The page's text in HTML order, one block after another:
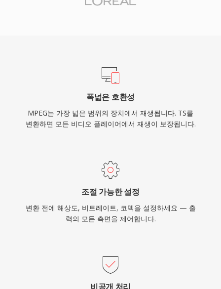
상 가장 영향력 있는 오디오 형식이 되었습니다.
지만, MPEG-1은 사실상 모든 미디어 소프트웨어
폭넓은 호환성
MPEG는 가장 넓은 범위의 장치에서 재생됩니다. TS를
변환하면 모든 비디오 플레이어에서 재생이 보장됩니다.
조절 가능한 설정
변환 전에 해상도, 비트레이트, 코덱을 설정하세요 — 출
력의 모든 측면을 제어합니다.
비공개 처리